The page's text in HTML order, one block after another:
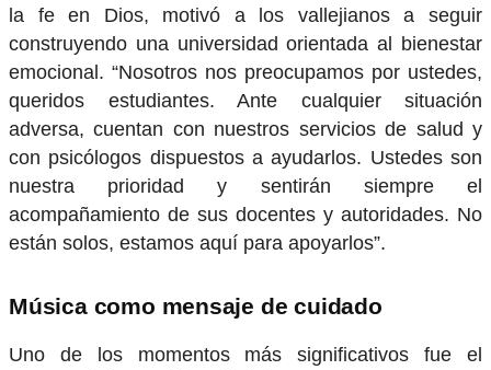
la fe en Dios, motivó a los vallejianos a seguir
construyendo una universidad orientada al bienestar
emocional. “Nosotros nos preocupamos por ustedes,
queridos estudiantes. Ante cualquier situación
adversa, cuentan con nuestros servicios de salud y
con psicólogos dispuestos a ayudarlos. Ustedes son
nuestra prioridad y sentirán siempre el
acompañamiento de sus docentes y autoridades. No
están solos, estamos aquí para apoyarlos”.
Música como mensaje de cuidado
Uno de los momentos más significativos fue el